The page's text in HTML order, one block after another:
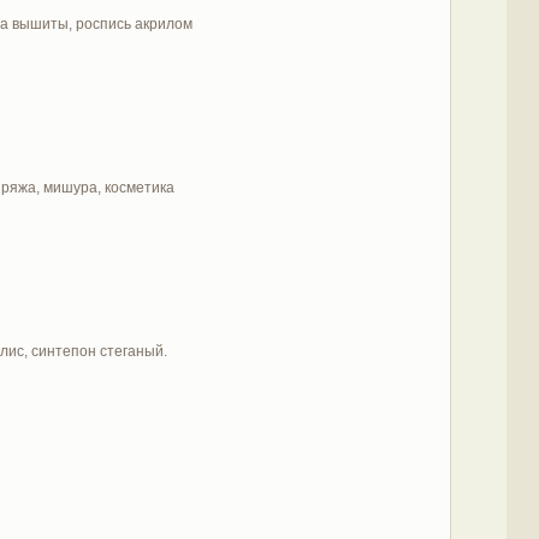
вышиты, роспись акрилом
мишура, косметика
синтепон стеганый.